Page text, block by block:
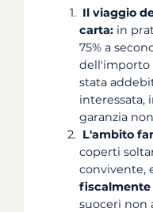
Il viaggio
carta: in
75% a
dell'importo
stata
interessata,
garanzia
L'ambito
coperti
convivente,
fiscalmente
suoceri non